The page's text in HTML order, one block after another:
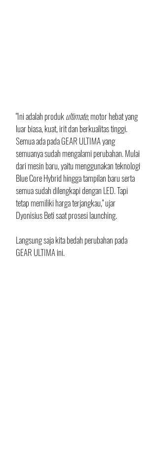
"Ini adalah produk ultimate, motor hebat yang
luar biasa, kuat, irit dan berkualitas tinggi.
Semua ada pada GEAR ULTIMA yang
semuanya sudah mengalami perubahan. Mulai
dari mesin baru, yaitu menggunakan teknologi
Blue Core Hybrid hingga tampilan baru serta
semua sudah dilengkapi dengan LED. Tapi
tetap memiliki harga terjangkau," ujar
Dyonisius Beti saat prosesi launching.
Langsung saja kita bedah perubahan pada
GEAR ULTIMA ini.